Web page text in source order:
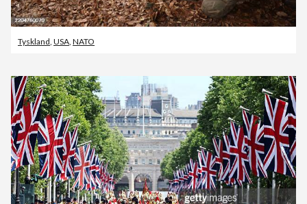
Tyskland USA NATO